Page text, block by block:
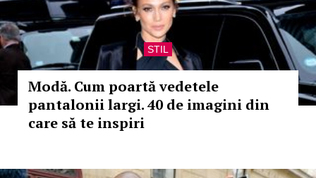
STIL
Modă. Cum poartă vedetele
pantalonii largi. 40 de imagini din
care să te inspiri